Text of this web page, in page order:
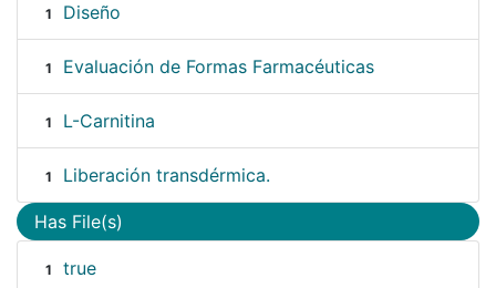
1 Diseño
1 Evaluación de Formas Farmacéuticas
1 L-Carnitina
1 Liberación transdérmica.
Has File(s)
1 true